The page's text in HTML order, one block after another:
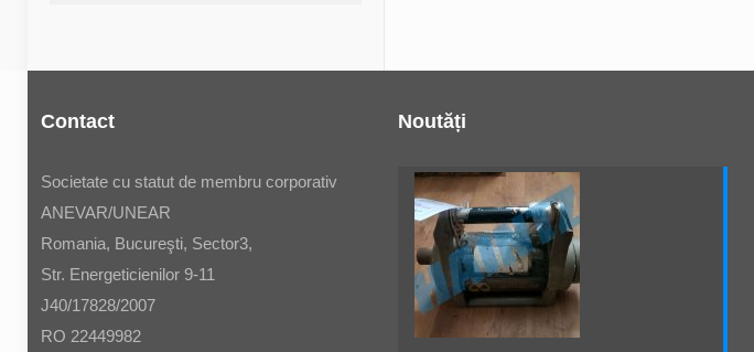
Contact
Societate cu statut de membru corporativ
ANEVAR/UNEAR
Romania, Bucureşti, Sector3,
Str. Energeticienilor 9-11
J40/17828/2007
RO 22449982
Noutăți